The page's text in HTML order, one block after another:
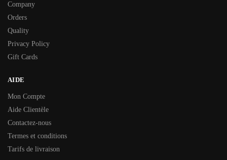
Company
Orders
Quality
Privacy Policy
Gift Cards
AIDE
Mon Compte
Aide Clientèle
Contactez-nous
Termes et conditions
Tarifs de livraison